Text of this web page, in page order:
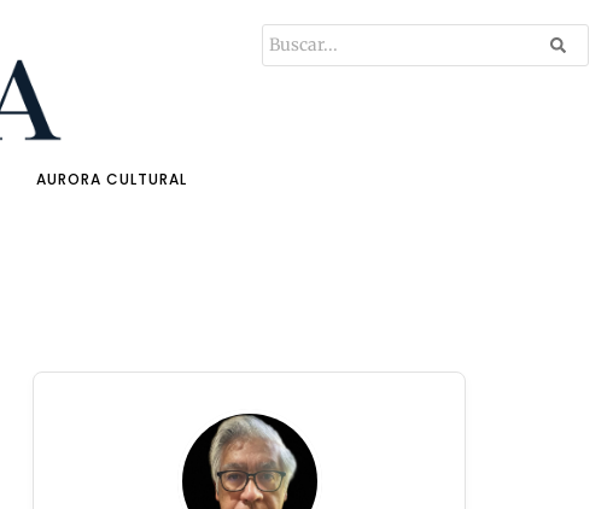
AURORA CULTURAL